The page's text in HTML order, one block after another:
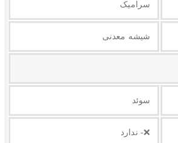
سرامیک
شیشه معدنی
سوئد
❌- ندارد